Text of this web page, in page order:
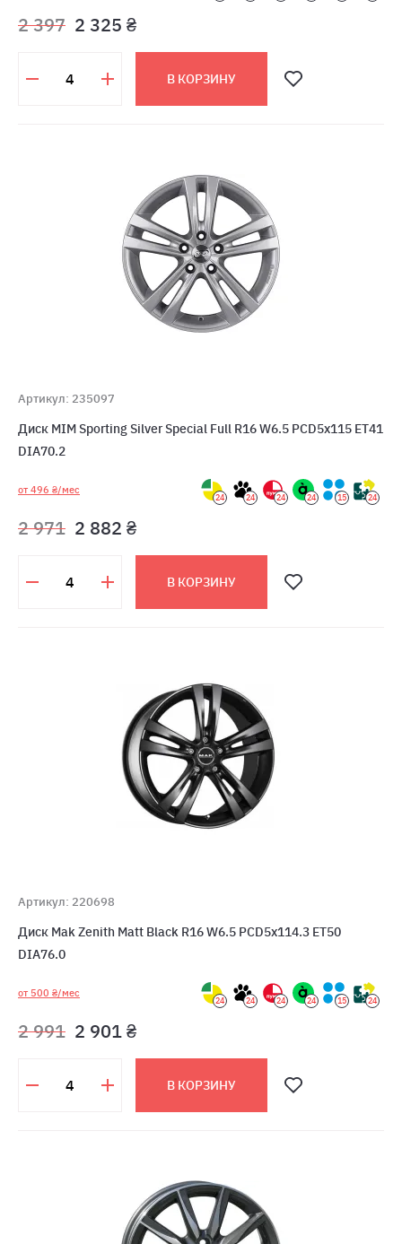
2 397 2 325 ₴
В КОРЗИНУ
Артикул: 235097
Диск MIM Sporting Silver Special Full R16 W6.5 PCD5x115 ET41
DIA70.2
от 496 ₴/мес
24 24 24 24 15 24
2 971 2 882 ₴
В КОРЗИНУ
Артикул: 220698
Диск Mak Zenith Matt Black R16 W6.5 PCD5x114.3 ET50
DIA76.0
от 500 ₴/мес
24 24 24 24 15 24
2 991 2 901 ₴
В КОРЗИНУ